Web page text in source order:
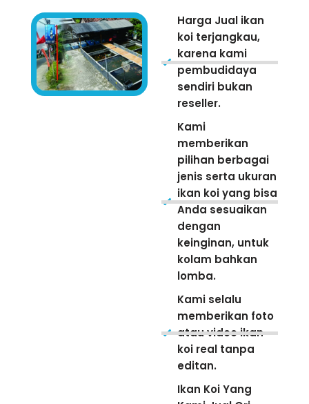
Harga Jual ikan
koi terjangkau,
karena kami
pembudidaya
sendiri bukan
reseller.
Kami
memberikan
pilihan berbagai
jenis serta ukuran
ikan koi yang bisa
Anda sesuaikan
dengan
keinginan, untuk
kolam bahkan
lomba.
Kami selalu
memberikan foto
atau video ikan
koi real tanpa
editan.
Ikan Koi Yang